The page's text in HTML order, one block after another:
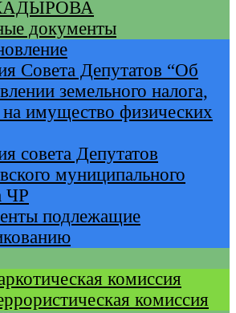
документы
Совета Депутатов “Об
земельного налога,
на имущество физических
совета Депутатов
муниципального
ЧР
подлежащие
комиссия
комиссия